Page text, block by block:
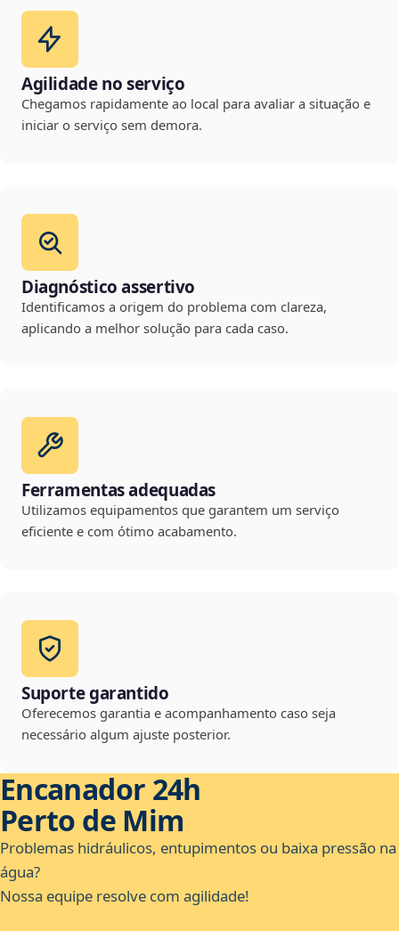
Agilidade no serviço
Chegamos rapidamente ao local para avaliar a situação e
iniciar o serviço sem demora.
Diagnóstico assertivo
Identificamos a origem do problema com clareza,
aplicando a melhor solução para cada caso.
Ferramentas adequadas
Utilizamos equipamentos que garantem um serviço
eficiente e com ótimo acabamento.
Suporte garantido
Oferecemos garantia e acompanhamento caso seja
necessário algum ajuste posterior.
Encanador 24h
Perto de Mim
Problemas hidráulicos, entupimentos ou baixa pressão na
água?
Nossa equipe resolve com agilidade!